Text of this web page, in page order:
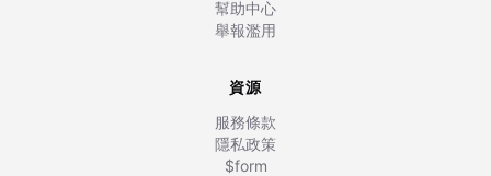
幫助中心
舉報濫用
資源
服務條款
隱私政策
$form